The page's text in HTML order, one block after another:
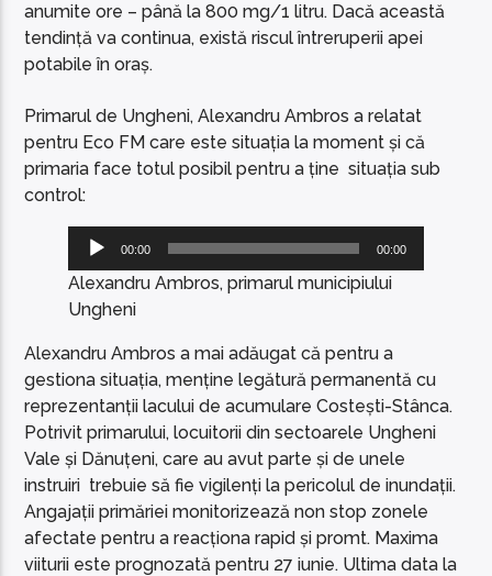
anumite ore – până la 800 mg/1 litru. Dacă această
tendință va continua, există riscul întreruperii apei
potabile în oraș.
Primarul de Ungheni, Alexandru Ambros a relatat
pentru Eco FM care este situația la moment și că
primaria face totul posibil pentru a ține situația sub
control:
Player
00:00 00:00
Alexandru Ambros, primarul municipiului
Ungheni
Alexandru Ambros a mai adăugat că pentru a
gestiona situația, menține legătură permanentă cu
reprezentanții lacului de acumulare Costești-Stânca.
Potrivit primarului, locuitorii din sectoarele Ungheni
Vale și Dănuțeni, care au avut parte și de unele
instruiri trebuie să fie vigilenți la pericolul de inundații.
Angajații primăriei monitorizează non stop zonele
afectate pentru a reacționa rapid și promt. Maxima
viiturii este prognozată pentru 27 iunie. Ultima data la